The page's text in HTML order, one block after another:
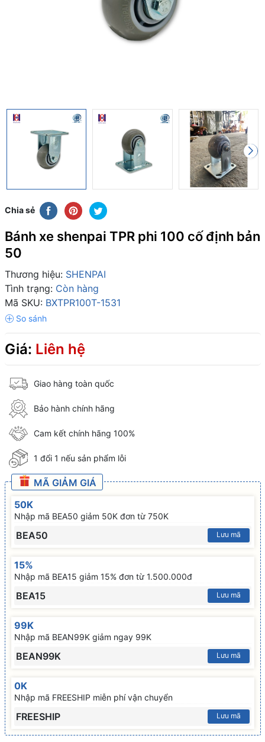
Chia sẻ
Bánh xe shenpai TPR phi 100 cố định bản
50
Thương hiệu: SHENPAI
Tình trạng: Còn hàng
Mã SKU: BXTPR100T-1531
Giá: Liên hệ
Giao hàng toàn quốc
Bảo hành chính hãng
Cam kết chính hãng 100%
1 đổi 1 nếu sản phẩm lỗi
MÃ GIẢM GIÁ
50K
Nhập mã BEA50 giảm 50K đơn từ 750K
BEA50 Lưu mã
15%
Nhập mã BEA15 giảm 15% đơn từ 1.500.000đ
BEA15 Lưu mã
99K
Nhập mã BEAN99K giảm ngay 99K
BEAN99K Lưu mã
0K
Nhập mã FREESHIP miễn phí vận chuyển
FREESHIP Lưu mã